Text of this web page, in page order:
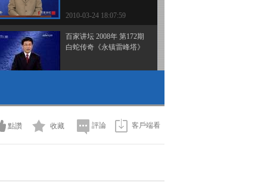
2010-03-24 18:07:59
百家讲坛 2008年 第172期
白蛇传奇《永镇雷峰塔》
2010-03-24 18:07:56
點讚 收藏 評論 客戶端看